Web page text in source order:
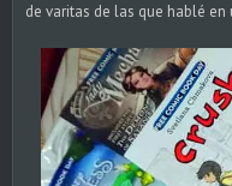
de varitas de las que hablé